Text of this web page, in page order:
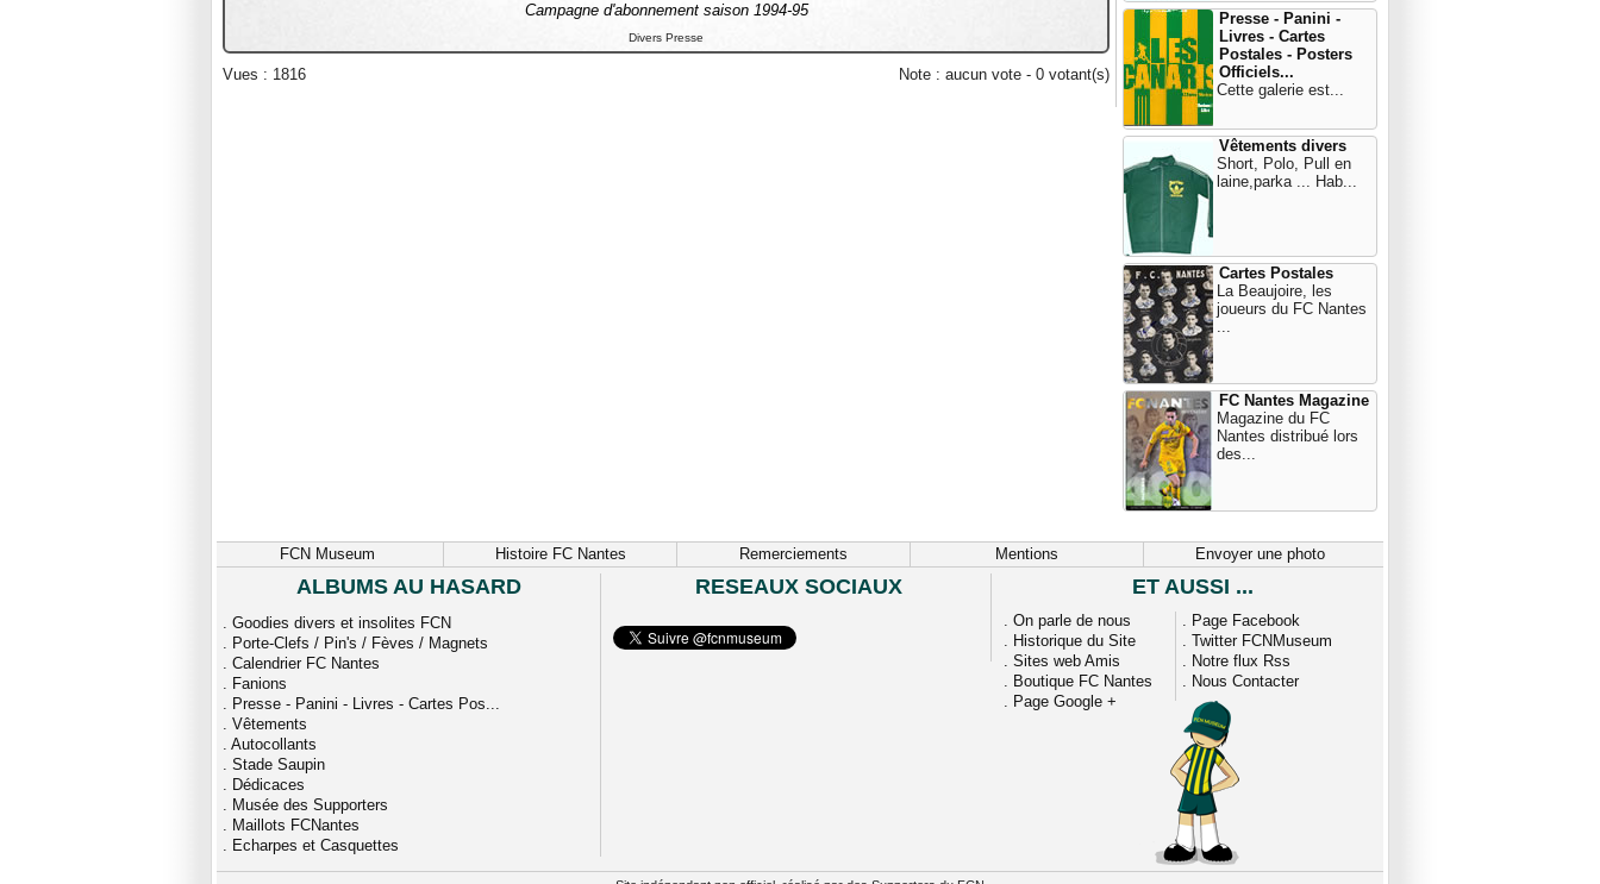
Campagne d'abonnement saison 1994-95
Divers Presse
Vues : 1816 Note : aucun vote - 0 votant(s)
Presse - Panini -
Livres - Cartes
Postales - Posters
Officiels...
Cette galerie est...
Vêtements divers
Short, Polo, Pull en
laine,parka ... Hab...
Cartes Postales
La Beaujoire, les
joueurs du FC Nantes
...
FC Nantes Magazine
Magazine du FC
Nantes distribué lors
des...
FCN Museum Histoire FC Nantes Remerciements Mentions Envoyer une photo
ALBUMS AU HASARD
. Goodies divers et insolites FCN
. Porte-Clefs / Pin's / Fèves / Magnets
. Calendrier FC Nantes
. Fanions
. Presse - Panini - Livres - Cartes Pos...
. Vêtements
. Autocollants
. Stade Saupin
. Dédicaces
. Musée des Supporters
. Maillots FCNantes
. Echarpes et Casquettes
RESEAUX SOCIAUX ET AUSSI ...
. On parle de nous
. Historique du Site
. Sites web Amis
. Boutique FC Nantes
. Page Google +
. Page Facebook
. Twitter FCNMuseum
. Notre flux Rss
. Nous Contacter